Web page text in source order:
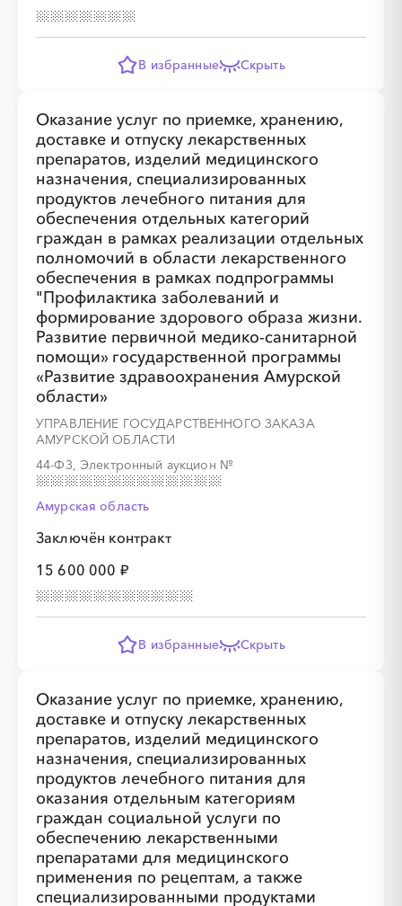
В избранные Скрыть
Оказание услуг по приемке, хранению,
доставке и отпуску лекарственных
препаратов, изделий медицинского
назначения, специализированных
продуктов лечебного питания для
обеспечения отдельных категорий
граждан в рамках реализации отдельных
полномочий в области лекарственного
обеспечения в рамках подпрограммы
"Профилактика заболеваний и
формирование здорового образа жизни.
Развитие первичной медико-санитарной
помощи» государственной программы
«Развитие здравоохранения Амурской
области»
УПРАВЛЕНИЕ ГОСУДАРСТВЕННОГО ЗАКАЗА
АМУРСКОЙ ОБЛАСТИ
44-ФЗ, Электронный аукцион №
Амурская область
Заключён контракт
15 600 000 ₽
В избранные Скрыть
Оказание услуг по приемке, хранению,
доставке и отпуску лекарственных
препаратов, изделий медицинского
назначения, специализированных
продуктов лечебного питания для
оказания отдельным категориям
граждан социальной услуги по
обеспечению лекарственными
препаратами для медицинского
применения по рецептам, а также
специализированными продуктами